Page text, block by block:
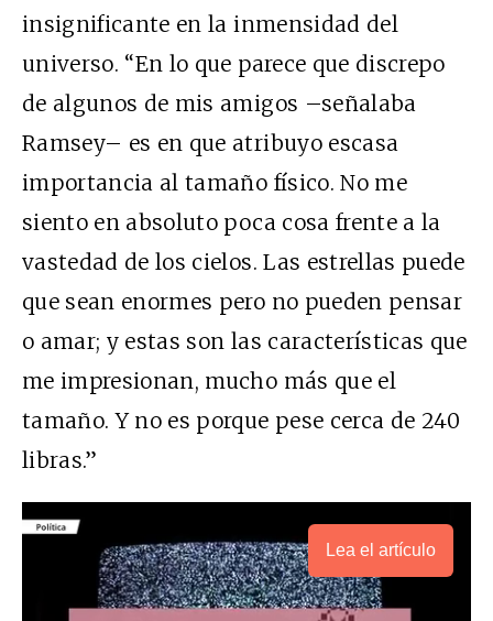
insignificante en la inmensidad del
universo. “En lo que parece que discrepo
de algunos de mis amigos –señalaba
Ramsey– es en que atribuyo escasa
importancia al tamaño físico. No me
siento en absoluto poca cosa frente a la
vastedad de los cielos. Las estrellas puede
que sean enormes pero no pueden pensar
o amar; y estas son las características que
me impresionan, mucho más que el
tamaño. Y no es porque pese cerca de 240
libras.”
Lea el artículo